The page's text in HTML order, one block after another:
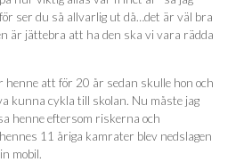
ser du så allvarlig ut då…det är väl bra
är jättebra att ha den ska vi vara rädda
henne att för 20 år sedan skulle hon och
kunna cykla till skolan. Nu måste jag
henne eftersom riskerna och
11 åriga kamrater blev nedslagen
mobil.